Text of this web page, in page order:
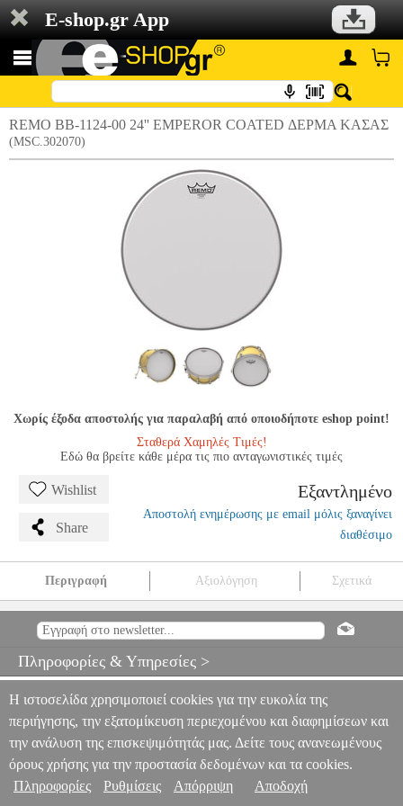
E-shop.gr App
REMO BB-1124-00 24'' EMPEROR COATED ΔΕΡΜΑ ΚΑΣΑΣ
(MSC.302070)
Χωρίς έξοδα αποστολής για παραλαβή από οποιοδήποτε eshop point!
Σταθερά Χαμηλές Τιμές!
Εδώ θα βρείτε κάθε μέρα τις πιο ανταγωνιστικές τιμές
Wishlist
Share
Εξαντλημένο
Αποστολή ενημέρωσης με email μόλις ξαναγίνει
διαθέσιμο
Περιγραφή Αξιολόγηση Σχετικά
MSC.302070 MSC.302070
ΑΞΕΣΟΥΑΡ
ΔΕΡΜΑ ΚΑΣΑΣ
0
Πληροφορίες & Υπηρεσίες >
Η ιστοσελίδα χρησιμοποιεί cookies για την ευκολία της
περιήγησης, την εξατομίκευση περιεχομένου και διαφημίσεων και
την ανάλυση της επισκεψιμότητάς μας. Δείτε τους ανανεωμένους
όρους χρήσης για την προστασία δεδομένων και τα cookies.
Πληροφορίες
Ρυθμίσεις Απόρριψη Αποδοχή